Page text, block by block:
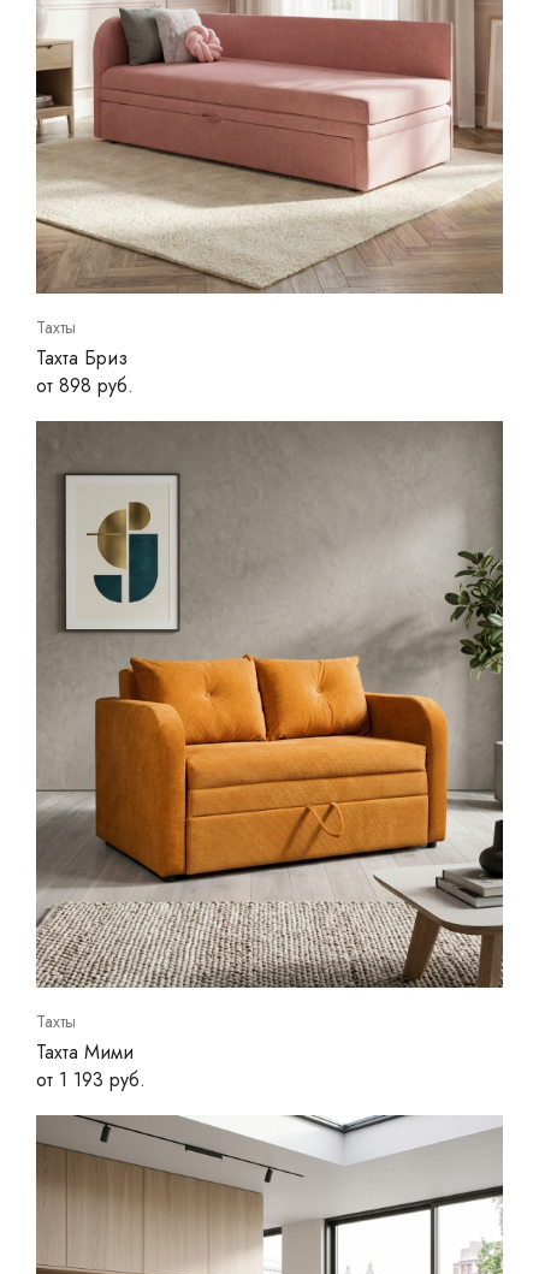
Тахты
Тахта Бриз
от 898 руб.
Тахты
Тахта Мими
от 1 193 руб.